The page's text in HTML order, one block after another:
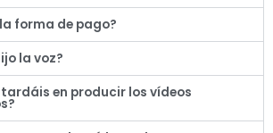
forma de pago?
la voz?
en producir los vídeos